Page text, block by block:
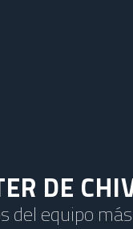
DE
del equipo